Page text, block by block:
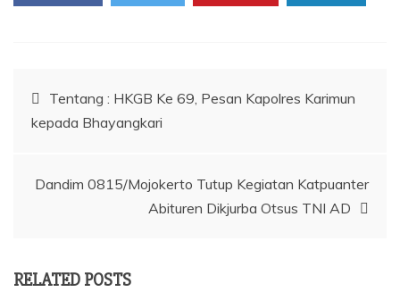
Navigasi
pos
Tentang : HKGB Ke 69, Pesan Kapolres Karimun
kepada Bhayangkari
Dandim 0815/Mojokerto Tutup Kegiatan Katpuanter
Abituren Dikjurba Otsus TNI AD
RELATED POSTS